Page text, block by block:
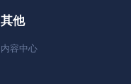
其他
内容中心